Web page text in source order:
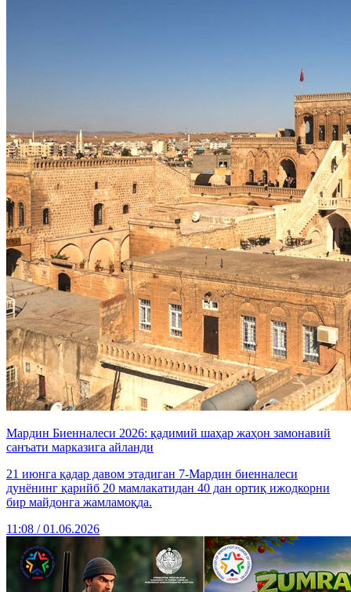
Мардин Биенналеси 2026: қадимий шаҳар жаҳон замонавий
санъати марказига айланди
21 июнга қадар давом этадиган 7-Мардин биенналеси
дунёнинг қарийб 20 мамлакатидан 40 дан ортиқ ижодкорни
бир майдонга жамламоқда.
11:08 / 01.06.2026